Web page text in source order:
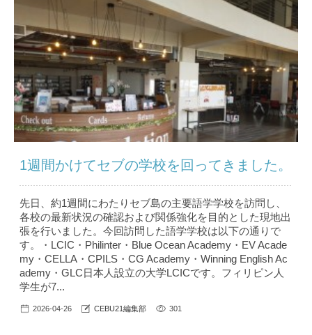
1週間かけてセブの学校を回ってきました。
先日、約1週間にわたりセブ島の主要語学学校を訪問し、
各校の最新状況の確認および関係強化を目的とした現地出
張を行いました。今回訪問した語学学校は以下の通りで
す。・LCIC・Philinter・Blue Ocean Academy・EV Acade
my・CELLA・CPILS・CG Academy・Winning English Ac
ademy・GLC日本人設立の大学LCICです。フィリピン人
学生が7...
2026-04-26 CEBU21編集部 301